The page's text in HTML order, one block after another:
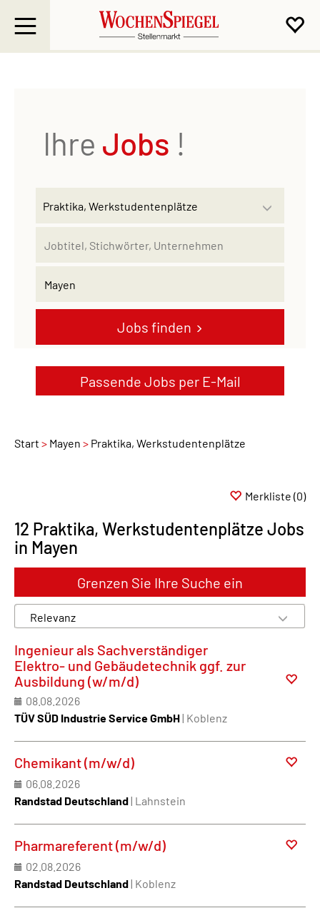
Passende Jobs per E-Mail
Ihre Jobs !
Jobs finden
Start Mayen Praktika, Werkstudentenplätze
Merkliste (0)
12 Praktika, Werkstudentenplätze Jobs
in Mayen
Grenzen Sie Ihre Suche ein
Ingenieur als Sachverständiger
Elektro- und Gebäudetechnik ggf. zur
Ausbildung (w/m/d)
08.08.2026
TÜV SÜD Industrie Service GmbH| Koblenz
Chemikant (m/w/d)
06.08.2026
Randstad Deutschland| Lahnstein
Pharmareferent (m/w/d)
02.08.2026
Randstad Deutschland| Koblenz